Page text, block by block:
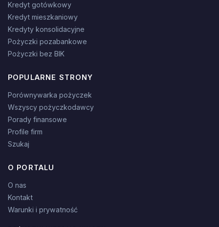
Kredyt gotówkowy
Kredyt mieszkaniowy
Kredyty konsolidacyjne
Pożyczki pozabankowe
Pożyczki bez BIK
POPULARNE STRONY
Porównywarka pożyczek
Wszyscy pożyczkodawcy
Porady finansowe
Profile firm
Szukaj
O PORTALU
O nas
Kontakt
Warunki i prywatność